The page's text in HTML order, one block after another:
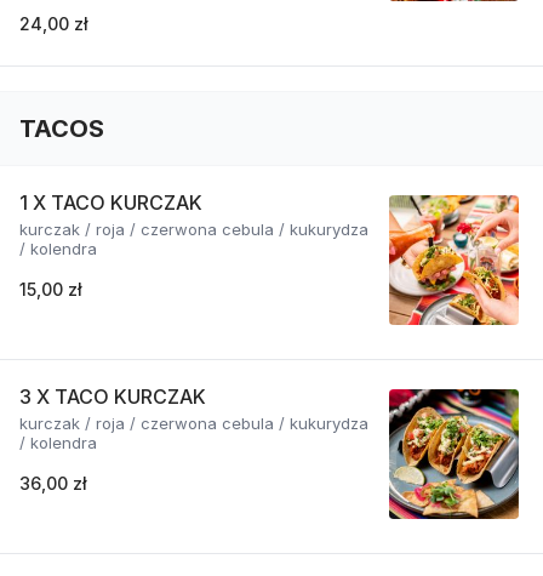
24,00 zł
TACOS
1 X TACO KURCZAK
kurczak / roja / czerwona cebula / kukurydza
/ kolendra
15,00 zł
3 X TACO KURCZAK
kurczak / roja / czerwona cebula / kukurydza
/ kolendra
36,00 zł